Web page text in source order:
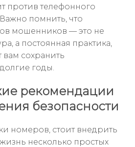
против телефонного
помнить, что
мошенников — это не
а постоянная практика,
вам сохранить
годы.
рекомендации
безопасности
номеров, стоит внедрить
несколько простых